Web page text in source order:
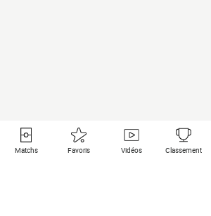
Matchs Favoris Vidéos Classement